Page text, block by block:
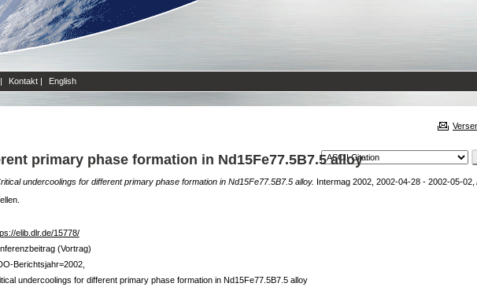
| Kontakt | English
primary phase formation in Nd15Fe77.5B7.5 alloy
undercoolings for different primary phase formation in Nd15Fe77.5B7.5 alloy. Intermag 2002, 2002-04-28 - 2002-05-02,
elib.dlr.de/15778/
(Vortrag)
Berichtsjahr=2002,
undercoolings for different primary phase formation in Nd15Fe77.5B7.5 alloy